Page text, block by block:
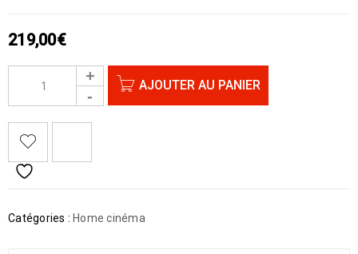
219,00€
AJOUTER AU PANIER
Catégories : Home cinéma